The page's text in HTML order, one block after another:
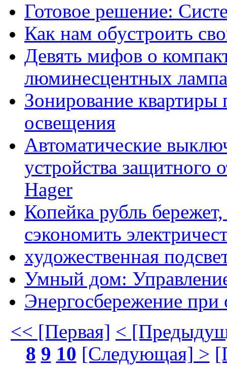
Готовое решение:
Как нам обустроить
Девять мифов о
люминесцентных
Зонирование
освещения
Автоматические
устройства защитного
Hager
Копейка рубль
сэкономить
художественная
Умный дом:
Энергосбережение
<< [Первая] <
8 9 10 [Следующая] >